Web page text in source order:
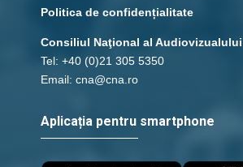
Politica de confidențialitate
Consiliul Naţional al Audiovizualului
Tel: +40 (0)21 305 5350
Email: cna@cna.ro
Aplicația pentru smartphone